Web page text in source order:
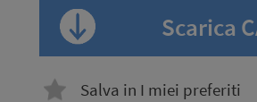
Scarica
Salva in I miei preferiti